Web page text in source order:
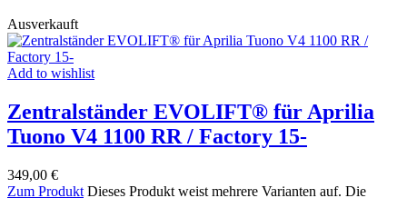
Ausverkauft
Add to wishlist
Zentralständer EVOLIFT® für Aprilia
Tuono V4 1100 RR / Factory 15-
349,00 €
Zum Produkt Dieses Produkt weist mehrere Varianten auf. Die